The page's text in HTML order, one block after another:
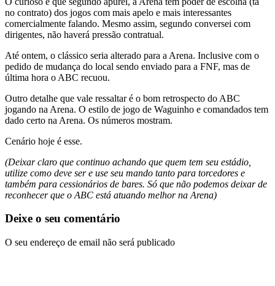
no contrato) dos jogos com mais apelo e mais interessantes
comercialmente falando. Mesmo assim, segundo conversei com
dirigentes, não haverá pressão contratual.
Até ontem, o clássico seria alterado para a Arena. Inclusive com o
pedido de mudança do local sendo enviado para a FNF, mas de
última hora o ABC recuou.
Outro detalhe que vale ressaltar é o bom retrospecto do ABC
jogando na Arena. O estilo de jogo de Waguinho e comandados tem
dado certo na Arena. Os números mostram.
Cenário hoje é esse.
(Deixar claro que continuo achando que quem tem seu estádio,
utilize como deve ser e use seu mando tanto para torcedores e
também para cessionários de bares. Só que não podemos deixar de
reconhecer que o ABC está atuando melhor na Arena)
Deixe o seu comentário
O seu endereço de email não será publicado